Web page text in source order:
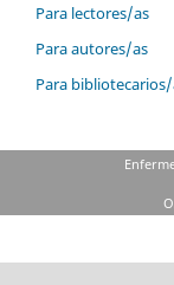
Para lectores/as
Para autores/as
Para